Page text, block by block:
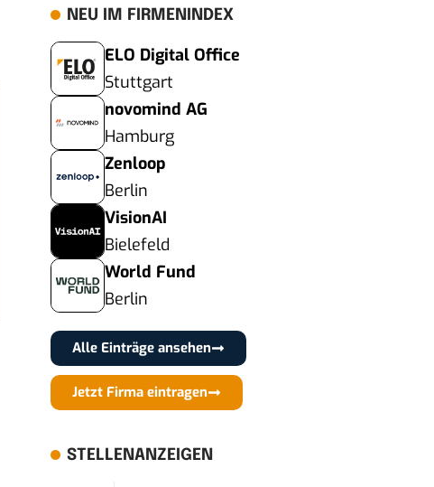
NEU IM FIRMENINDEX
ELO Digital Office
Stuttgart
novomind AG
Hamburg
Zenloop
Berlin
VisionAI
Bielefeld
World Fund
Berlin
Alle Einträge ansehen
Jetzt Firma eintragen
STELLENANZEIGEN